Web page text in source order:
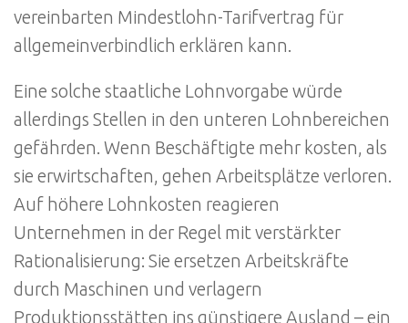
vereinbarten Mindestlohn-Tarifvertrag für
allgemeinverbindlich erklären kann.
Eine solche staatliche Lohnvorgabe würde
allerdings Stellen in den unteren Lohnbereichen
gefährden. Wenn Beschäftigte mehr kosten, als
sie erwirtschaften, gehen Arbeitsplätze verloren.
Auf höhere Lohnkosten reagieren
Unternehmen in der Regel mit verstärkter
Rationalisierung: Sie ersetzen Arbeitskräfte
durch Maschinen und verlagern
Produktionsstätten ins günstigere Ausland – ein